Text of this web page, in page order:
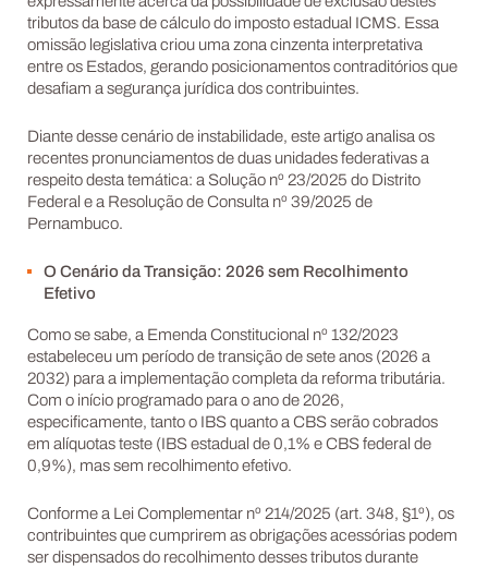
tributos da base de cálculo do imposto estadual ICMS. Essa
omissão legislativa criou uma zona cinzenta interpretativa
entre os Estados, gerando posicionamentos contraditórios que
desafiam a segurança jurídica dos contribuintes.
Diante desse cenário de instabilidade, este artigo analisa os
recentes pronunciamentos de duas unidades federativas a
respeito desta temática: a Solução nº 23/2025 do Distrito
Federal e a Resolução de Consulta nº 39/2025 de
Pernambuco.
O Cenário da Transição: 2026 sem Recolhimento
Efetivo
Como se sabe, a Emenda Constitucional nº 132/2023
estabeleceu um período de transição de sete anos (2026 a
2032) para a implementação completa da reforma tributária.
Com o início programado para o ano de 2026,
especificamente, tanto o IBS quanto a CBS serão cobrados
em alíquotas teste (IBS estadual de 0,1% e CBS federal de
0,9%), mas sem recolhimento efetivo.
Conforme a Lei Complementar nº 214/2025 (art. 348, §1º), os
contribuintes que cumprirem as obrigações acessórias podem
ser dispensados do recolhimento desses tributos durante